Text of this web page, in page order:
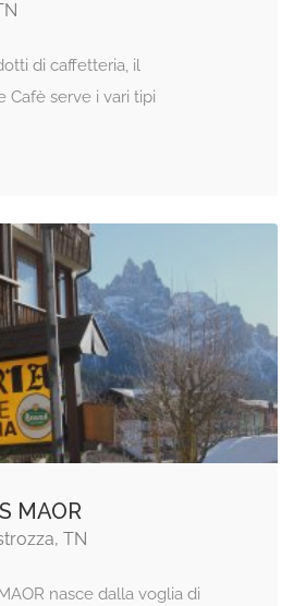
di caffetteria, il
Cafè serve i vari tipi
MAOR
TN
nasce dalla voglia di